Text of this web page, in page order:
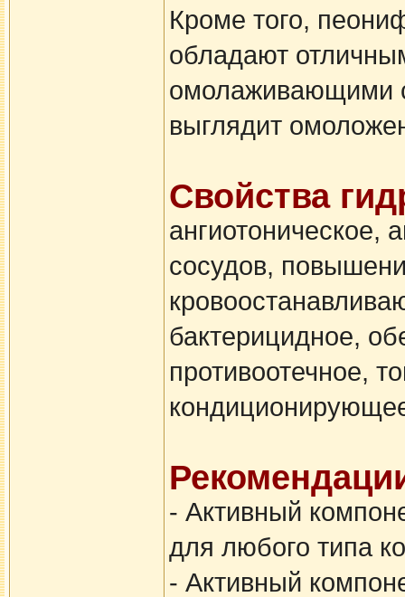
Кроме того,
обладают
омолаживающими
выглядит
Свойства
ангиотоническое,
сосудов,
бактерицидное,
противоотечное,
- Активный
для любого типа
- Активный